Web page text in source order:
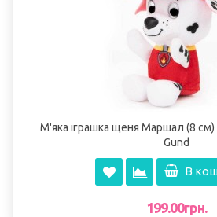
М'яка іграшка щеня Маршал (8
Gund
В
199.00грн.